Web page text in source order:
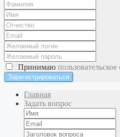
Принимаю
Главная
Задать вопрос